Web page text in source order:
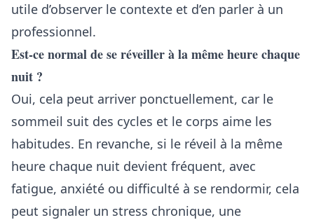
utile d’observer le contexte et d’en parler à un
professionnel.
Est-ce normal de se réveiller à la même heure chaque
nuit ?
Oui, cela peut arriver ponctuellement, car le
sommeil suit des cycles et le corps aime les
habitudes. En revanche, si le réveil à la même
heure chaque nuit devient fréquent, avec
fatigue, anxiété ou difficulté à se rendormir, cela
peut signaler un stress chronique, une